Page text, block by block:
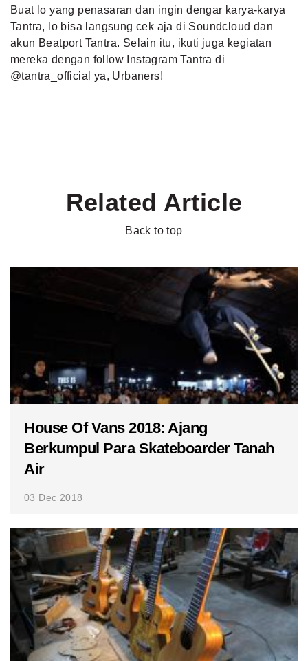
Buat lo yang penasaran dan ingin dengar karya-karya
Tantra, lo bisa langsung cek aja di Soundcloud dan
akun Beatport Tantra. Selain itu, ikuti juga kegiatan
mereka dengan follow Instagram Tantra di
@tantra_official ya, Urbaners!
Related Article
Back to top
House Of Vans 2018: Ajang
Berkumpul Para Skateboarder Tanah
Air
03 Dec 2018